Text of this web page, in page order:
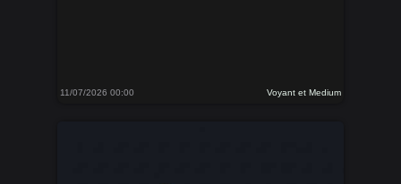
11/07/2026 00:00 Voyant et Medium